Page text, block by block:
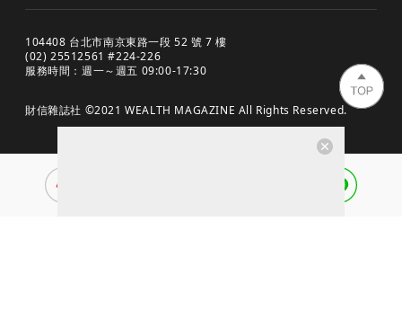
104408 台北市南京東路一段 52 號 7 樓
(02) 25512561 #224-226
服務時間：週一～週五 09:00-17:30
財信雜誌社 ©2021 WEALTH MAGAZINE All Rights Reserved.